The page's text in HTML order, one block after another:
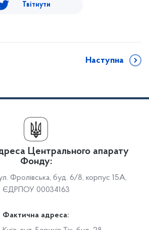
Твітнути
Наступна
Центрального апарату
Фонду:
Фролівська, буд. 6/8, корпус 15А,
ЄДРПОУ 00034163
Фактична адреса: